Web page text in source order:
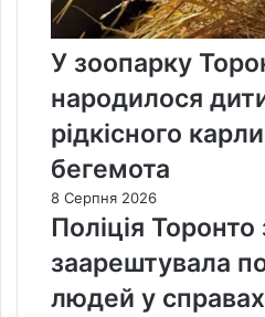
У зоопарку
народилося
рідкісного
бегемота
8 Серпня 2026
Поліція
заарештувала
людей у